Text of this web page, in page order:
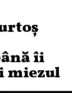
îi
miezul